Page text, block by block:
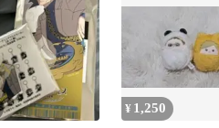
¥ 1,250